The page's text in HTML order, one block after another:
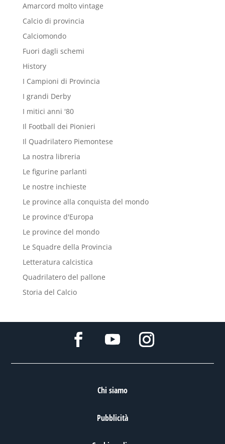
Amarcord molto vintage
Calcio di provincia
Calciomondo
Fuori dagli schemi
History
I Campioni di Provincia
I grandi Derby
I mitici anni '80
Il Football dei Pionieri
Il Quadrilatero Piemontese
La nostra libreria
Le figurine parlanti
Le nostre inchieste
Le province alla conquista del mondo
Le province d'Europa
Le province del mondo
Le Squadre della Provincia
Letteratura calcistica
Quadrilatero del pallone
Storia del Calcio
Chi siamo
Pubblicità